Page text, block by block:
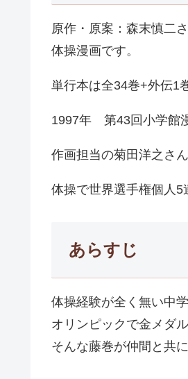
原作・原案：森末慎二
体操漫画です。
単行本は全34巻+外伝1
1997年 第43回小学館
作画担当の菊田洋之さ
体操で世界選手権個人
あらすじ
体操経験が全く無い中
オリンピックで金メダ
そんな藤巻が仲間と共